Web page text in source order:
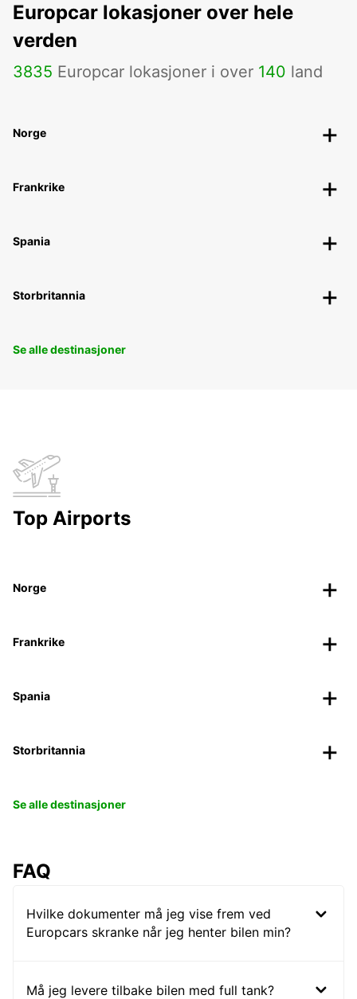
Europcar lokasjoner over hele
verden
3835 Europcar lokasjoner i over 140 land
Norge
Frankrike
Spania
Storbritannia
Se alle destinasjoner
Top Airports
Norge
Frankrike
Spania
Storbritannia
Se alle destinasjoner
FAQ
Hvilke dokumenter må jeg vise frem ved
Europcars skranke når jeg henter bilen min?
Må jeg levere tilbake bilen med full tank?